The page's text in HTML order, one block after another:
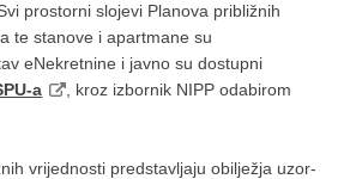
prostorni slojevi Planova približnih
te stanove i apartmane su
eNekretnine i javno su dostupni
a
, kroz izbornik NIPP odabirom
vrijednosti predstavljaju obilježja uzor‐